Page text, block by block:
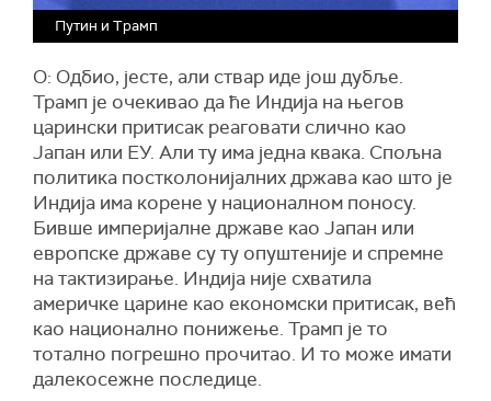
Путин и Трамп
О: Одбио, јесте, али ствар иде још дубље.
Трамп је очекивао да ће Индија на његов
царински притисак реаговати слично као
Јапан или ЕУ. Али ту има једна квака. Спољна
политика постколонијалних држава као што је
Индија има корене у националном поносу.
Бивше империјалне државе као Јапан или
европске државе су ту опуштеније и спремне
на тактизирање. Индија није схватила
америчке царине као економски притисак, већ
као национално понижење. Трамп је то
тотално погрешно прочитао. И то може имати
далекосежне последице.